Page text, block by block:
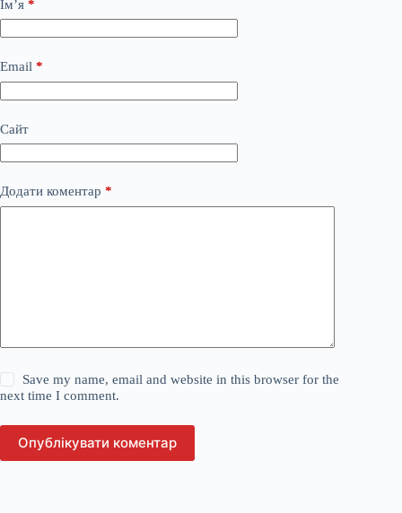
Ім’я *
Email *
Сайт
Додати коментар *
Save my name, email and website in this browser for the
next time I comment.
Опублікувати коментар